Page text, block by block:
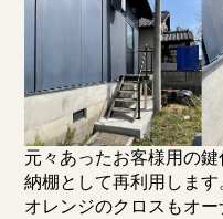
元々あったお客様用の
納棚として再利用します
オレンジのクロスもオ